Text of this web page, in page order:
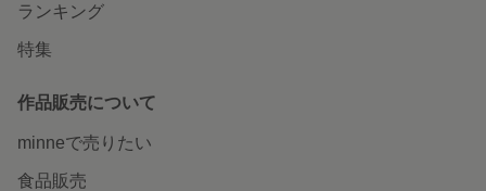
ランキング
特集
作品販売について
minneで売りたい
食品販売